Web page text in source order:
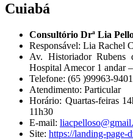
Cuiabá
Consultório Drª Lia
Responsável: Lia Rachel
Av. Historiador
Hospital Amecor 1 andar
Telefone: (65 )99963-9401
Atendimento: Particular
Horário: Quartas-feiras
11h30
E-mail:
Site: https://landing-page-